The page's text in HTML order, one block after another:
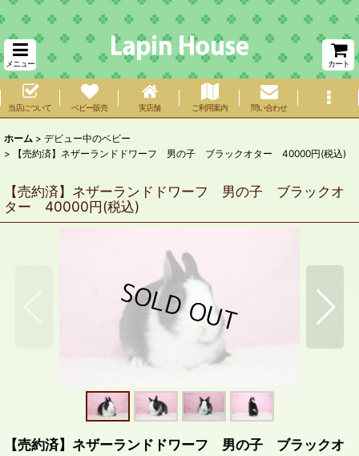
メニュー カート
当店について ベビー販売 実店舗 ご利用案内 問い合わせ
ホーム > デビュー中のベビー
>
【売約済】ネザーランドドワーフ 男の子 ブラックオター 40000円(税込)
【売約済】ネザーランドドワーフ 男の子 ブラックオ
ター 40000円(税込)
【売約済】ネザーランドドワーフ 男の子 ブラックオ